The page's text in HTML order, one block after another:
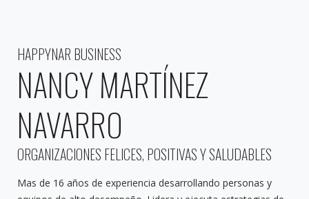
HAPPYNAR BUSINESS
NANCY MARTÍNEZ
NAVARRO
ORGANIZACIONES FELICES, POSITIVAS Y SALUDABLES
Mas de 16 años de experiencia desarrollando personas y